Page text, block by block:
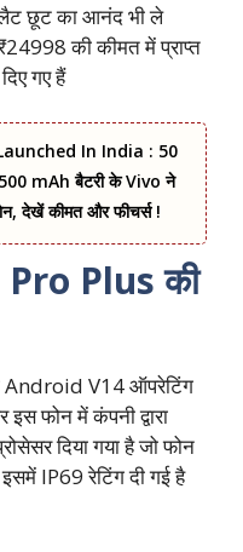
छूट का आनंद भी ले
की कीमत में प्राप्त
गए हैं
In India : 50
mAh बैटरी के Vivo ने
देखें कीमत और फीचर्स !
Plus की
Android V14 ऑपरेटिंग
फोन में कंपनी द्वारा
दिया गया है जो फोन
IP69 रेटिंग दी गई है